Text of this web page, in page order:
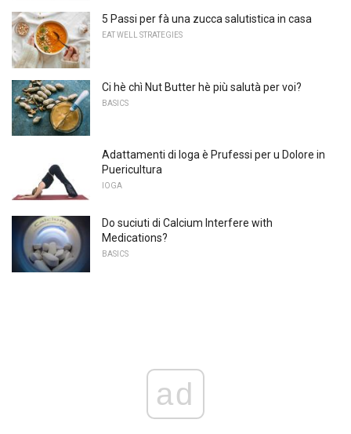
5 Passi per fà una zucca salutistica in casa
EAT WELL STRATEGIES
Ci hè chì Nut Butter hè più salutà per voi?
BASICS
Adattamenti di Ioga è Prufessi per u Dolore in
Puericultura
IOGA
Do suciuti di Calcium Interfere with
Medications?
BASICS
ad